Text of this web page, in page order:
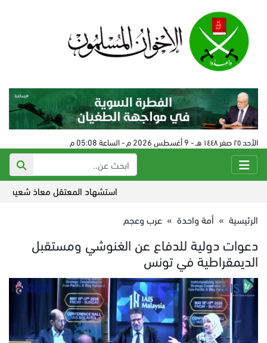
الأحد ٢٥ صفر ١٤٤٨ هـ - 9 أغسطس 2026 م - الساعة 05:08 م
استشهاد المعتقل معاذ شعيب بسجون
الرئيسية » أمة واحدة » عرب وعجم
دعوات دولية للدفاع عن الغنوشي ومستقبل
الديمقراطية في تونس